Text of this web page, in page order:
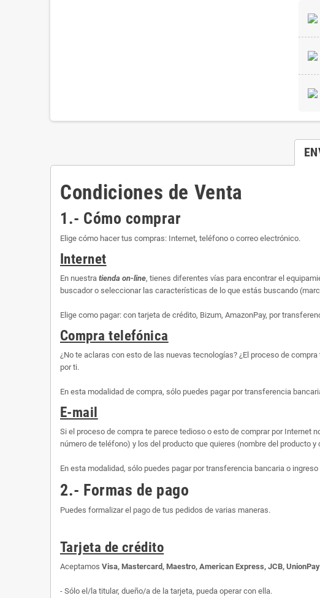
Condiciones de Venta
1.- Cómo comprar
Elige cómo hacer tus compras: Internet, teléfono o correo electrónico.
Internet
En nuestra tienda on-line, tienes diferentes vías para encontrar el
buscador o seleccionar las características de lo que estás buscando
Elige como pagar: con tarjeta de crédito, Bizum, AmazonPay, por
Compra telefónica
¿No te aclaras con esto de las nuevas tecnologías? ¿El proceso de
por ti.
En esta modalidad de compra, sólo puedes pagar por transferencia
E-mail
Si el proceso de compra te parece tedioso o esto de comprar por Internet
número de teléfono) y los del producto que quieres (nombre del producto
En esta modalidad, sólo puedes pagar por transferencia bancaria o ingreso
2.- Formas de pago
Puedes formalizar el pago de tus pedidos de varias maneras.
Tarjeta de crédito
Aceptamos Visa, Mastercard, Maestro, American Express, JCB,
- Sólo el/la titular, dueño/a de la tarjeta, pueda operar con ella.